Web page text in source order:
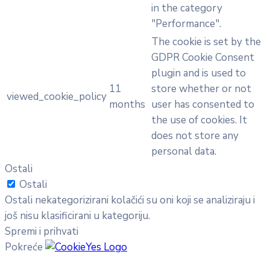
in the category
"Performance".
viewed_cookie_policy
11
months
The cookie is set by the
GDPR Cookie Consent
plugin and is used to
store whether or not
user has consented to
the use of cookies. It
does not store any
personal data.
Ostali
Ostali
Ostali nekategorizirani kolačići su oni koji se analiziraju i
još nisu klasificirani u kategoriju.
Spremi i prihvati
Pokreće